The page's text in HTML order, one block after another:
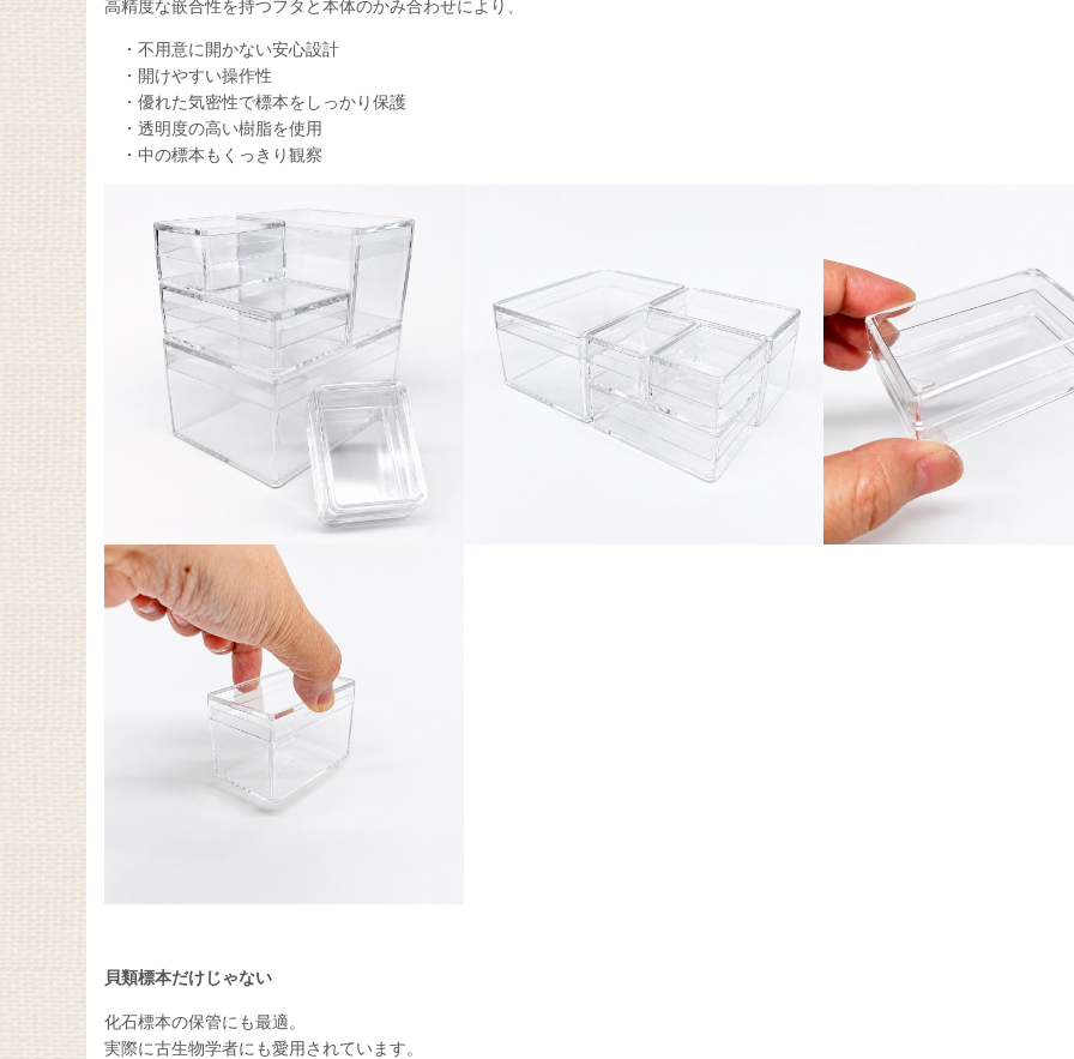
高精度な嵌合性を持つフタと本体のかみ合わせにより、
・不用意に開かない安心設計
・開けやすい操作性
・優れた気密性で標本をしっかり保護
・透明度の高い樹脂を使用
・中の標本もくっきり観察
貝類標本だけじゃない
化石標本の保管にも最適。
実際に古生物学者にも愛用されています。